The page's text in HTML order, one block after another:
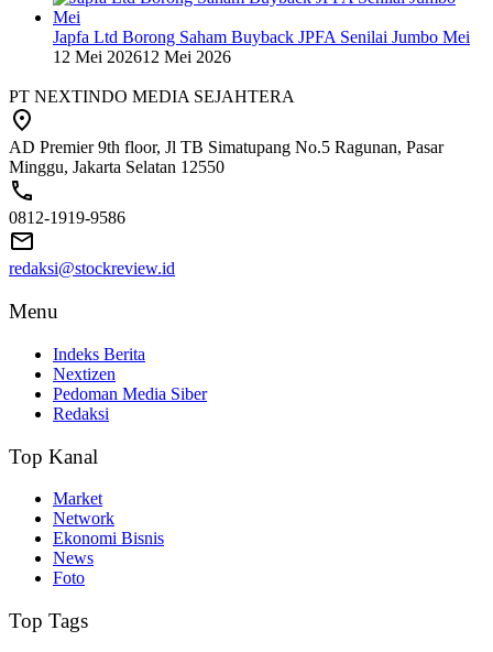
Japfa Ltd Borong Saham Buyback JPFA Senilai Jumbo Mei
12 Mei 202612 Mei 2026
PT NEXTINDO MEDIA SEJAHTERA
AD Premier 9th floor, Jl TB Simatupang No.5 Ragunan, Pasar
Minggu, Jakarta Selatan 12550
0812-1919-9586
redaksi@stockreview.id
Menu
Indeks Berita
Nextizen
Pedoman Media Siber
Redaksi
Top Kanal
Market
Network
Ekonomi Bisnis
News
Foto
Top Tags